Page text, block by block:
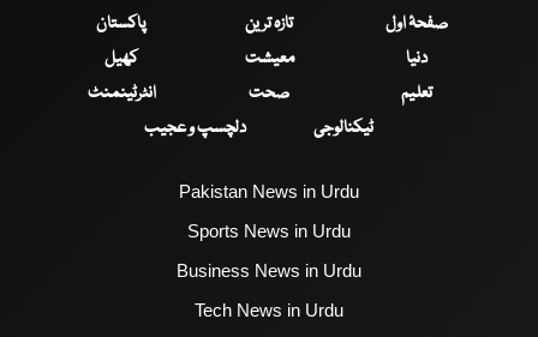
صفحۂ اول تازہ ترین
پاکستان
دنیا
معیشت
کھیل
تعلیم
صحت
انٹرٹینمنٹ
ٹیکنالوجی
دلچسپ و عجیب
Pakistan News in Urdu
Sports News in Urdu
Business News in Urdu
Tech News in Urdu